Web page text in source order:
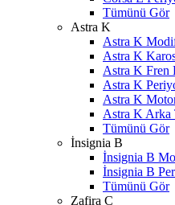
Tümünü Gör
Astra K
Astra K
Astra K
Astra K Fren
Astra K
Astra K
Astra K Arka
Tümünü Gör
İnsignia B
İnsignia B
İnsignia B
Tümünü Gör
Zafira C